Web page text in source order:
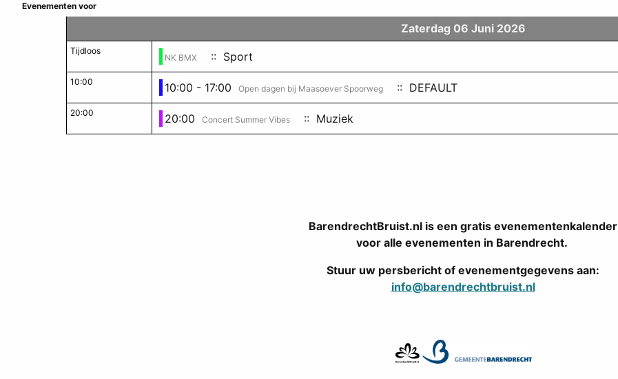
Evenementen voor
Zaterdag 06 Juni 2026
Tijdloos
NK BMX :: Sport
10:00 10:00 - 17:00 Open dagen bij Maasoever Spoorweg :: DEFAULT
20:00 20:00 Concert Summer Vibes :: Muziek
BarendrechtBruist.nl is een gratis evenementenkalender
voor alle evenementen in Barendrecht.
Stuur uw persbericht of evenementgegevens aan:
info@barendrechtbruist.nl